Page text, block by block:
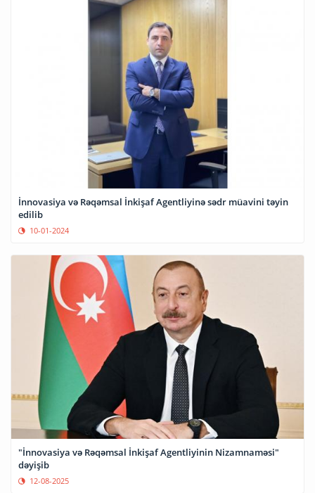
İnnovasiya və Rəqəmsal İnkişaf Agentliyinə sədr müavini təyin
edilib
10-01-2024
"İnnovasiya və Rəqəmsal İnkişaf Agentliyinin Nizamnaməsi"
dəyişib
12-08-2025